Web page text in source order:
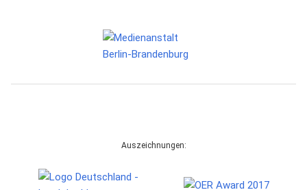
Auszeichnungen: